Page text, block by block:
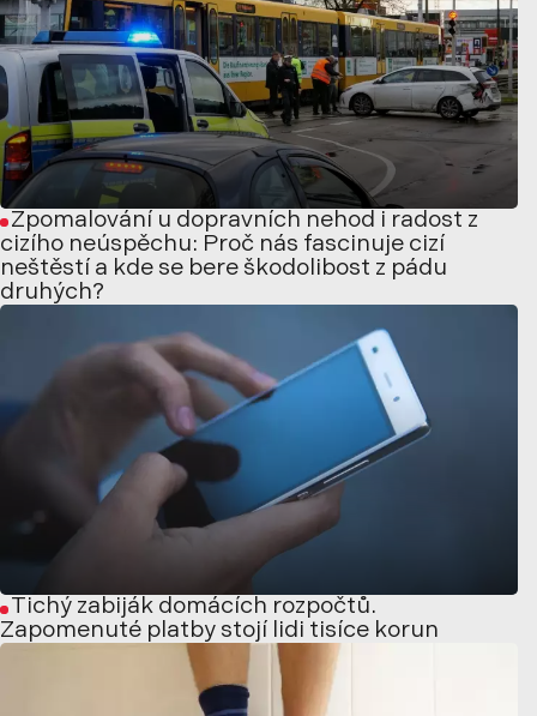
Zpomalování u dopravních nehod i radost z
cizího neúspěchu: Proč nás fascinuje cizí
neštěstí a kde se bere škodolibost z pádu
druhých?
Tichý zabiják domácích rozpočtů.
Zapomenuté platby stojí lidi tisíce korun